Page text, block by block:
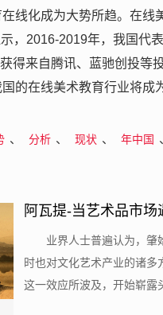
线化成为大势所趋。在
，2016-2019年，我国代
得来自腾讯、蓝驰创投等
的在线美术教育行业将成
、 分析 、 现状 、 年中国
阿瓦提-当艺术品市场
业界人士普遍认为，肇
时也对文化艺术产业的诸
这一效应所波及，开始崭露